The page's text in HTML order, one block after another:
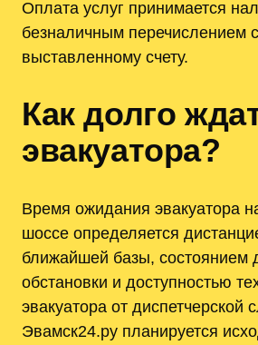
Оплата услуг принимается
безналичным перечислением
выставленному счету.
Как долго
эвакуатора?
Время ожидания эвакуатора
шоссе определяется
ближайшей базы, состоянием
обстановки и доступностью
эвакуатора от диспетчерской
Эвамск24.ру планируется